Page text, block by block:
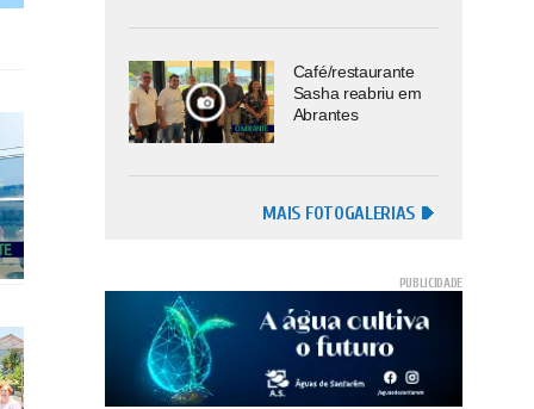
Café/restaurante
Sasha reabriu em
Abrantes
MAIS FOTOGALERIAS